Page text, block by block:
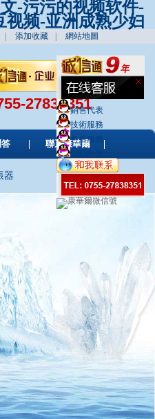
-污污的视频软件-
视频-亚洲成熟少妇
添加收藏 網站地圖
27838351
聯系康華爾
器
銷售代表
技術服務
售后服務